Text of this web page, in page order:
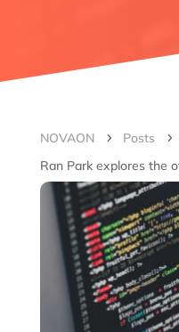
NOVAON 5 Posts 5
Ran Park explores the